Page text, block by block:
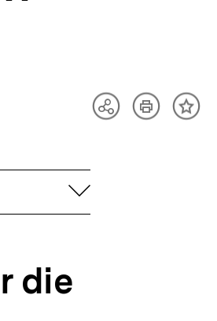
TeilenArtikelInhalt
aufklappen
die